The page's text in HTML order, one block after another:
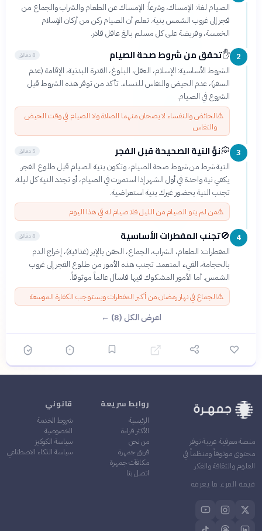
الصيام لغة: الإمساك، وشرعاً: الإمساك عن الطعام والشراب والجماع من
فجر إلى غروب الشمس بنية. تعلم أن الصيام ركن من أركان الإسلام
الخمسة، وفريضة على كل مسلم بالغ عاقل قادر.
2
✋تحقق من شروط صحة الصيام 8 دقائق
الشروط الأساسية: الإسلام، العقل، البلوغ، القدرة البدنية، الإقامة (عدم
السفر)، عدم الحيض والنفاس للنساء. تأكد من توفر هذه الشروط قبل
الشروع في الصيام.
⚠️الحائض والنفساء لا يصحان منهما الصلاة ولا الصيام في وقت الحيض
والنفاس
3
💭نوِّ النية الصحيحة قبل الفجر 5 دقائق
النية شرط من شروط صحة الصيام، وتكون بنية الصيام قبل طلوع الفجر.
يكفي نية واحدة في أول الشهر إذا استمررت في الصيام، أو تجدد النية كل ليلة.
تجنب النية بحضور غيرك بنية استعراضية.
⚠️من لم ينو الصيام من الليل فلا صيام له في هذا اليوم
4
🚫تجنب المفطرات الأساسية 8 دقائق
المفطرات: الطعام، الشراب، الجماع، الحقن بالإبر (غذائية)، إخراج الدم
بالحجامة، القيء المتعمد. تجنب هذه الأمور من طلوع الفجر إلى غروب
الشمس. أما الأمور المشكوك فيها فاسأل عالماً موثوقاً.
⚠️الجماع في نهار رمضان من أكبر المفطرات ويستوجب الكفارة الموسعة
اعرض الكل (8) ←
منصة معرفية عربية توفر
محتوى موثوقاً ومنظماً في
العلوم والثقافة والفكر
قيمة المرء ما يعرفه
روابط سريعة
الرئيسية
الأكثر قراءة
من نحن
فريق جمهرة
مكافآت جمهرة
اتصل بنا
قانوني
شروط الخدمة
الخصوصية
سياسة الكوكيز
سياسة الذكاء الاصطناعي